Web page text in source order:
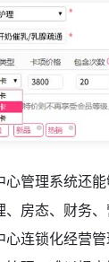
心管理系统还
房态、财务
连锁化经营